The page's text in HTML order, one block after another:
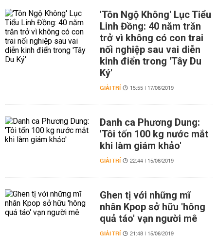
'Tôn Ngộ Không' Lục Tiểu
Linh Đồng: 40 năm trăn
trở vì không có con trai
nối nghiệp sau vai diễn
kinh điển trong 'Tây Du
Ký'
GIẢI TRÍ 15:55 | 17/06/2019
Danh ca Phương Dung:
'Tôi tốn 100 kg nước mắt
khi làm giám khảo'
GIẢI TRÍ 22:44 | 15/06/2019
Ghen tị với những mĩ
nhân Kpop sở hữu 'hông
quả táo' vạn người mê
GIẢI TRÍ 21:48 | 15/06/2019